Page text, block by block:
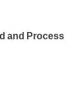
and Process